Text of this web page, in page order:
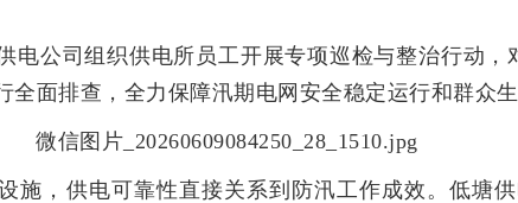
电公司组织供电所员工开展专项巡检与整治行动，
面排查，全力保障汛期电网安全稳定运行和群众生
施，供电可靠性直接关系到防汛工作成效。低塘